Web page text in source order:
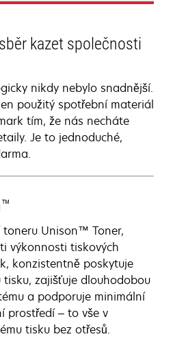
kazet společnosti
nikdy nebylo snadnější.
použitý spotřební materiál
tím, že nás necháte
Je to jednoduché,
Unison™ Toner,
výkonnosti tiskových
konzistentně poskytuje
zajišťuje dlouhodobou
a podporuje minimální
prostředí – to vše v
tisku bez otřesů.